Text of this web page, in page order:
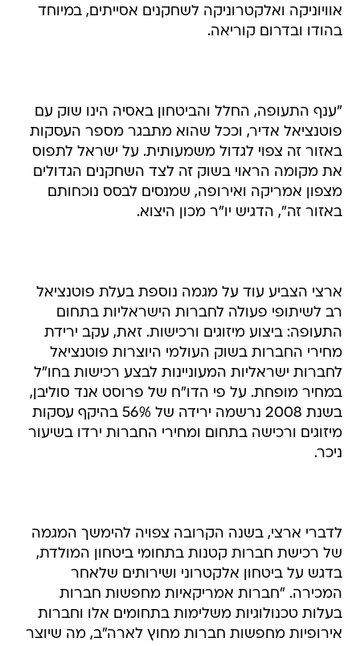
אוויוניקה ואלקטרוניקה לשחקנים אסייתים, במיוחד‏
בהודו ובדרום קוריאה.
"ענף התעופה, החלל והביטחון באסיה הינו שוק עם
פוטנציאל אדיר, וככל שהוא מתבגר מספר העסקות
באזור זה צפוי לגדול משמעותית. על ישראל לתפוס
את מקומה הראוי בשוק זה לצד השחקנים הגדולים
מצפון אמריקה ואירופה, שמנסים לבסס נוכחותם
באזור זה", הדגיש יו"ר מכון היצוא.
ארצי הצביע עוד על מגמה נוספת בעלת פוטנציאל
רב לשיתופי פעולה לחברות הישראליות בתחום
התעופה: ביצוע מיזוגים ורכישות. זאת, עקב ירידת
מחירי החברות בשוק העולמי היוצרות פוטנציאל
לחברות ישראליות המעוניינות לבצע רכישות בחו"ל
במחיר מופחת. על פי הדו"ח של פרוסט אנד סוליבן,
בשנת 2008 נרשמה ירידה של 56% בהיקף עסקות
מיזוגים ורכישה בתחום ומחירי החברות ירדו בשיעור
ניכר.
לדברי ארצי, בשנה הקרובה צפויה להימשך המגמה
של רכישת חברות קטנות בתחומי ביטחון המולדת,
בדגש על‏ ביטחון אלקטרוני ושירותים שלאחר
המכירה. "חברות אמריקאיות מחפשות חברות
בעלות טכנולוגיות משלימות בתחומים אלו וחברות
אירופיות מחפשות חברות מחוץ לארה"ב, מה שיוצר